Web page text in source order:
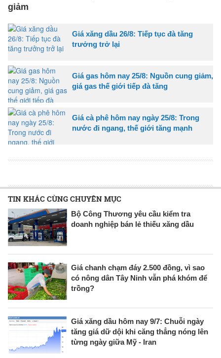
giảm
Giá xăng dầu 26/8: Tiếp tục đà tăng
trưởng trở lại
Giá gas hôm nay 25/8: Nguồn cung giảm,
giá gas thế giới tiếp đà tăng
Giá cà phê hôm nay ngày 25/8: Trong
nước đi ngang, thế giới tăng mạnh
TIN KHÁC CÙNG CHUYÊN MỤC
Bộ Công Thương yêu cầu kiểm tra
doanh nghiệp bán lẻ thiếu xăng dầu
Giá chanh chạm đáy 2.500 đồng, vì sao
có nông dân Tây Ninh vẫn phá khóm để
trồng?
Giá xăng dầu hôm nay 9/7: Chuỗi ngày
tăng giá dữ dội khi căng thẳng nóng lên
từng ngày giữa Mỹ - Iran